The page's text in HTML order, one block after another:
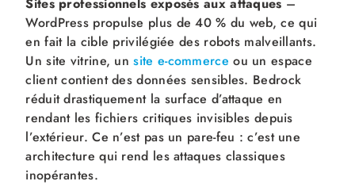
WordPress propulse plus de 40 % du web, ce qui
en fait la cible privilégiée des robots malveillants.
Un site vitrine, unsite e-commerce ou un espace
client contient des données sensibles. Bedrock
réduit drastiquement la surface d’attaque en
rendant les fichiers critiques invisibles depuis
l’extérieur. Ce n’est pas un pare-feu : c’est une
architecture qui rend les attaques classiques
inopérantes.